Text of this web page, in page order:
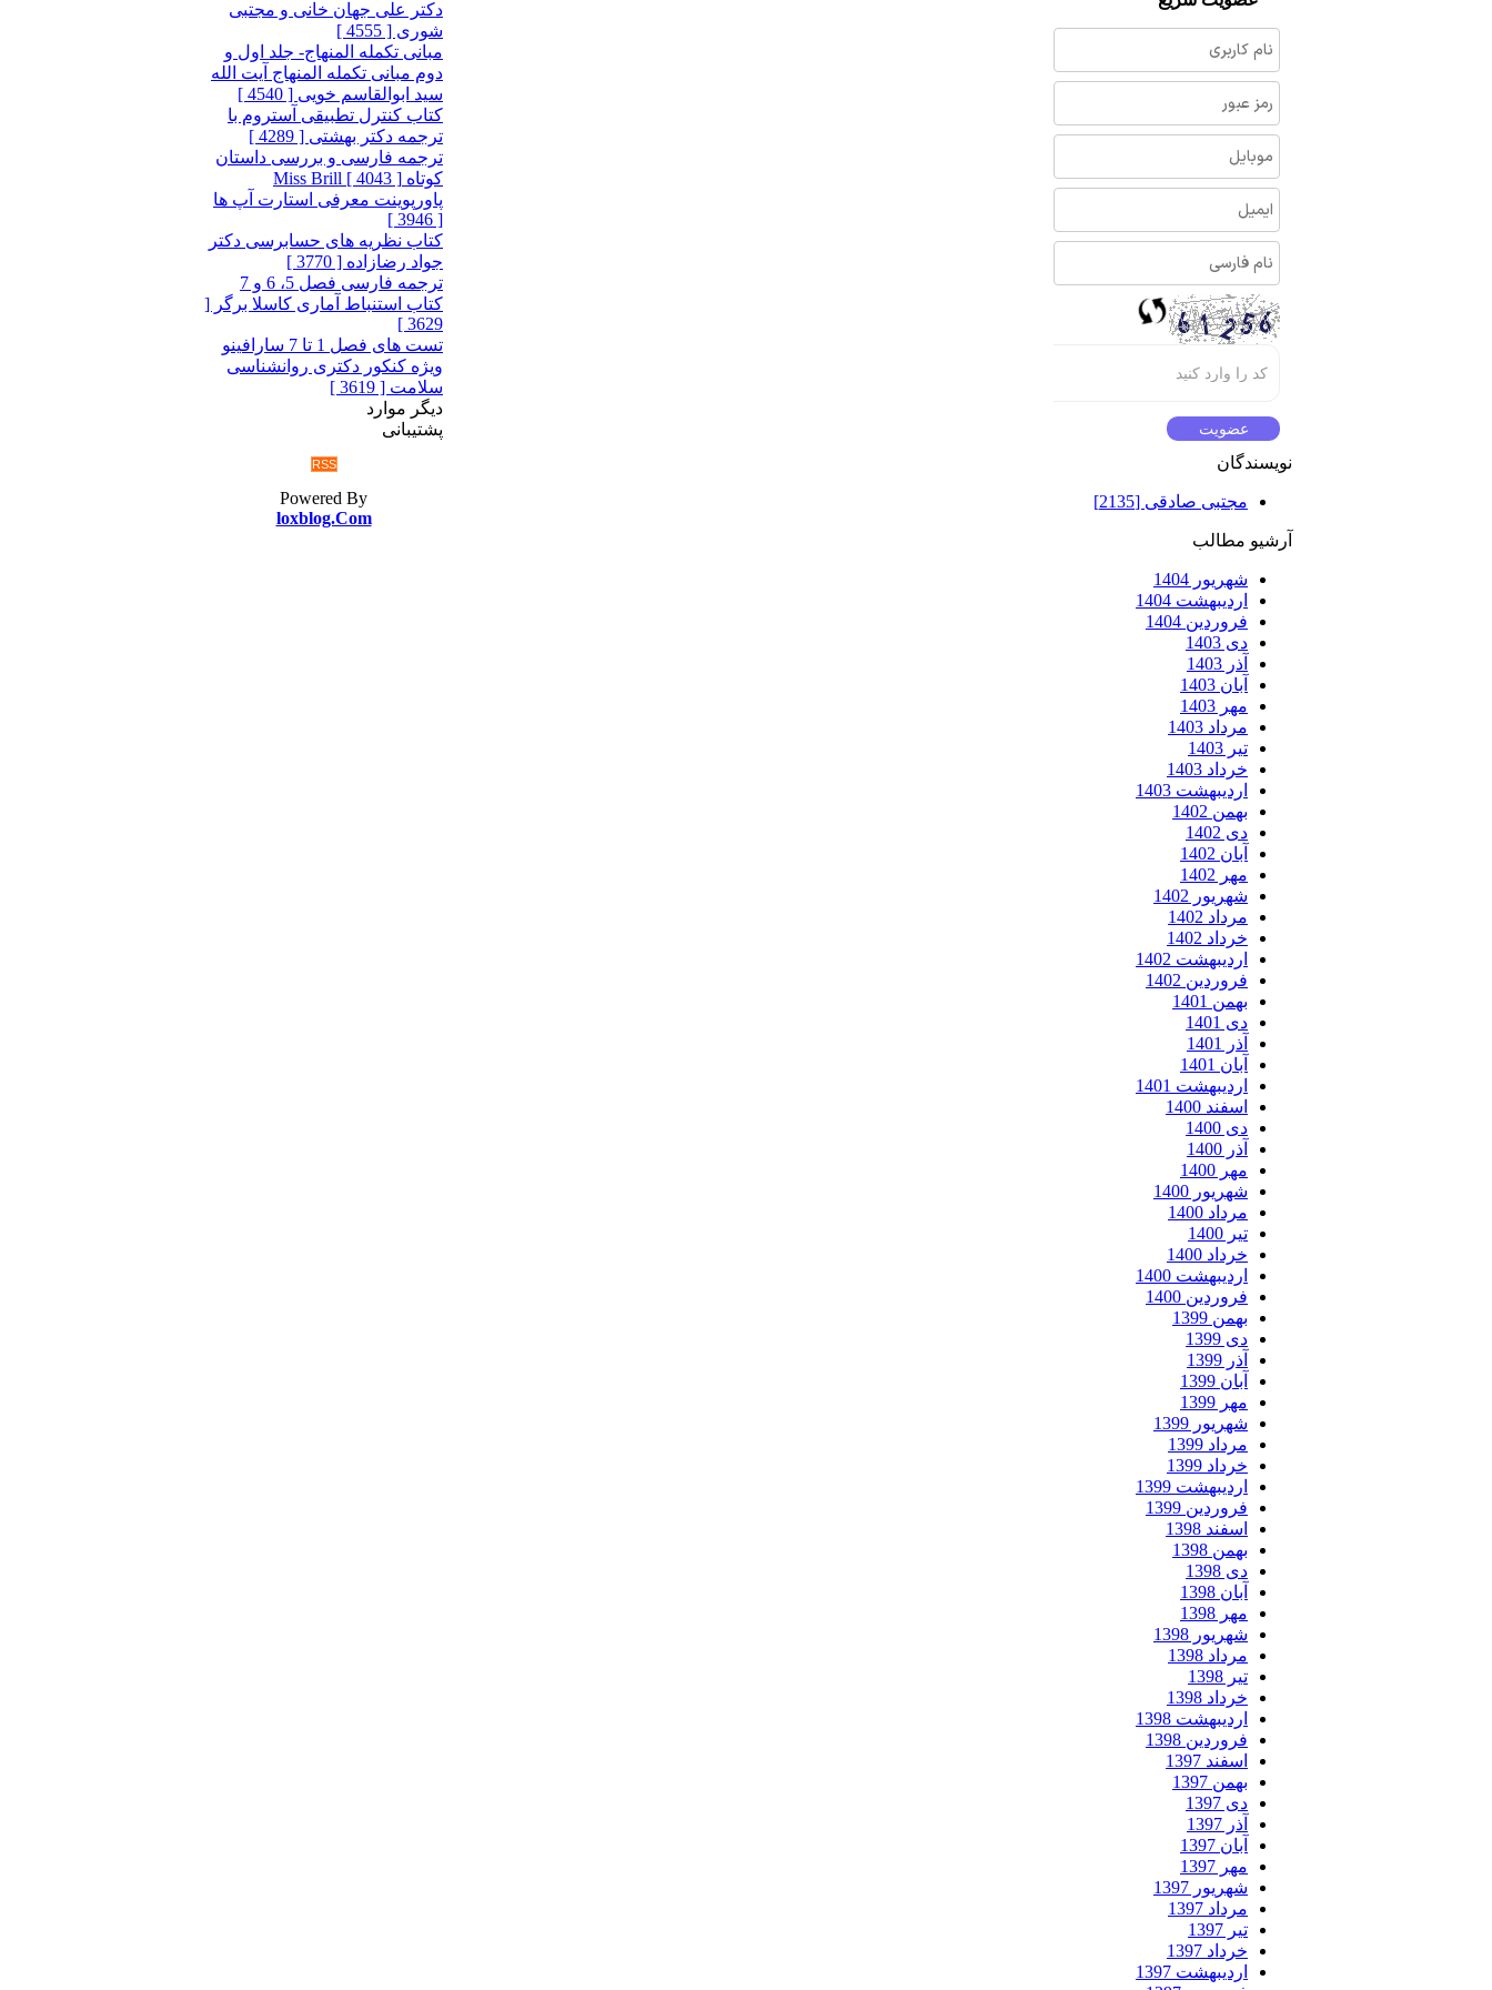
نویسندگان
مجتبی صادقی [2135]
آرشیو مطالب
شهریور 1404
اردیبهشت 1404
فروردین 1404
دی 1403
آذر 1403
آبان 1403
مهر 1403
مرداد 1403
تیر 1403
خرداد 1403
اردیبهشت 1403
بهمن 1402
دی 1402
آبان 1402
مهر 1402
شهریور 1402
مرداد 1402
خرداد 1402
اردیبهشت 1402
فروردین 1402
بهمن 1401
دی 1401
آذر 1401
آبان 1401
اردیبهشت 1401
اسفند 1400
دی 1400
آذر 1400
مهر 1400
شهریور 1400
مرداد 1400
تیر 1400
خرداد 1400
اردیبهشت 1400
فروردین 1400
بهمن 1399
دی 1399
آذر 1399
آبان 1399
مهر 1399
شهریور 1399
مرداد 1399
خرداد 1399
اردیبهشت 1399
فروردین 1399
اسفند 1398
بهمن 1398
دی 1398
آبان 1398
مهر 1398
شهریور 1398
مرداد 1398
تیر 1398
خرداد 1398
اردیبهشت 1398
فروردین 1398
اسفند 1397
بهمن 1397
دی 1397
آذر 1397
آبان 1397
مهر 1397
شهریور 1397
مرداد 1397
تیر 1397
خرداد 1397
اردیبهشت 1397
دکتر علی جهان خانی و مجتبی
شوری [ 4555 ]
مبانی تکمله المنهاج- جلد اول و
دوم مبانی تکمله المنهاج آیت الله
سید ابوالقاسم خویی [ 4540 ]
کتاب کنترل تطبیقی آستروم با
ترجمه دکتر بهشتی [ 4289 ]
ترجمه فارسی و بررسی داستان
کوتاه Miss Brill [ 4043 ]
پاورپوینت معرفی استارت آپ ها
[ 3946 ]
کتاب نظریه های حسابرسی دکتر
جواد رضازاده [ 3770 ]
ترجمه فارسی فصل 5، 6 و 7
کتاب استنباط آماری کاسلا برگر [
3629 ]
تست های فصل 1 تا 7 سارافینو
ویژه کنکور دکتری روانشناسی
سلامت [ 3619 ]
دیگر موارد
پشتیبانی
RSS
Powered By
loxblog.Com